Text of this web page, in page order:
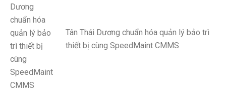
Tân Thái Dương chuẩn hóa quản lý bảo trì
thiết bị cùng SpeedMaint CMMS